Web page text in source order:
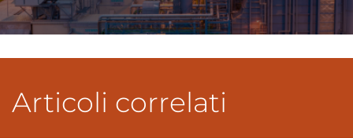
Articoli correlati